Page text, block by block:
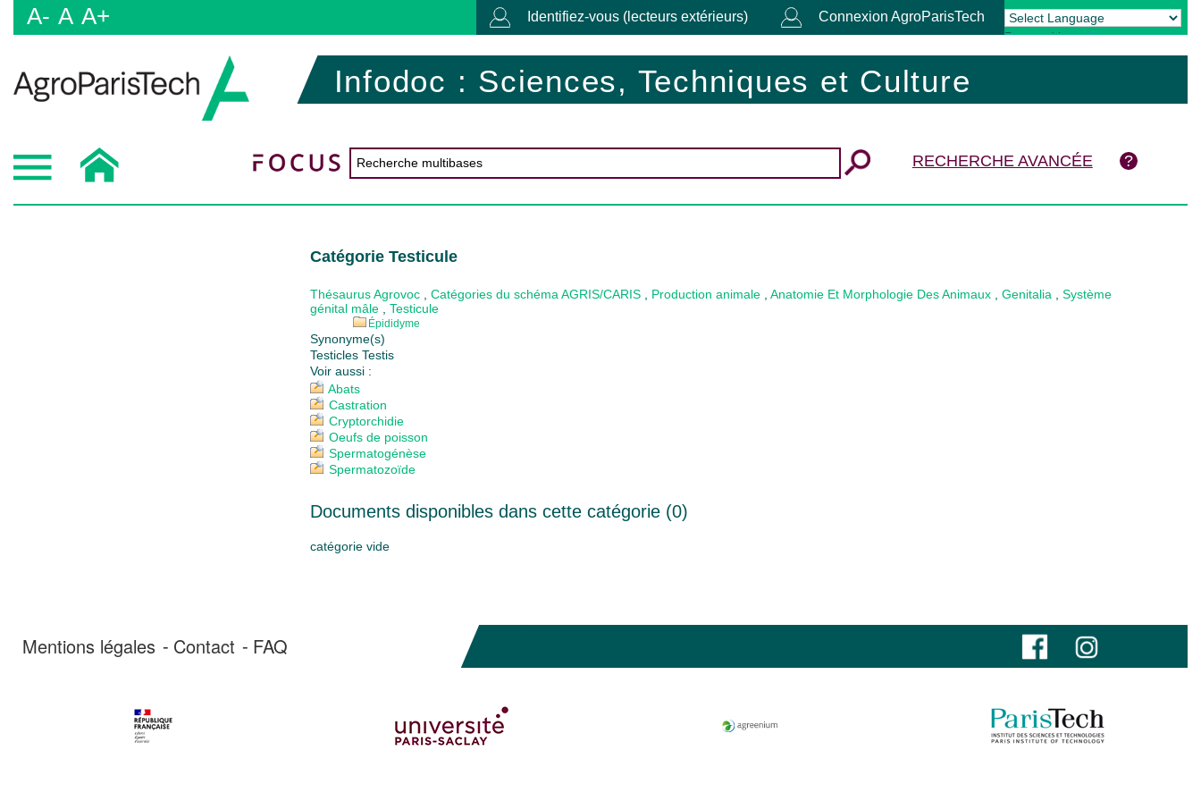
A- A A+ Identifiez-vous (lecteurs extérieurs) Connexion AgroParisTech
Powered by Translate
Infodoc : Sciences, Techniques et Culture
RECHERCHE AVANCÉE
Catégorie Testicule
Thésaurus Agrovoc Catégories du schéma AGRIS/CARIS Production animale Anatomie Et Morphologie Des Animaux Genitalia
Système
génital mâle
Testicule
Épididyme
Synonyme(s)
Testicles Testis
Voir aussi :
Abats
Castration
Cryptorchidie
Oeufs de poisson
Spermatogénèse
Spermatozoïde
Documents disponibles dans cette catégorie (0)
catégorie vide
Mentions légales Contact FAQ